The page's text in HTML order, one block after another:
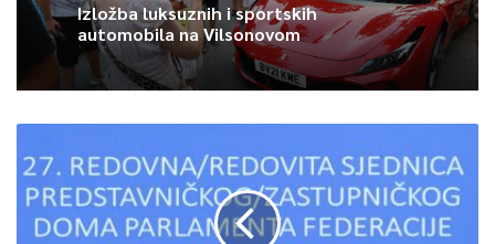
Izložba luksuznih i sportskih
automobila na Vilsonovom